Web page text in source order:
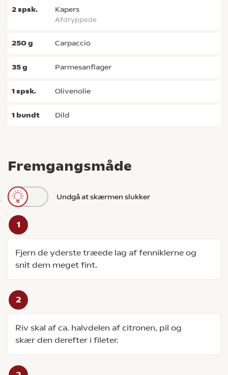
Fremgangsmåde
Undgå at skærmen slukker
Fjern de yderste træede lag af fenniklerne og
snit dem meget fint.
Riv skal af ca. halvdelen af citronen, pil og
skær den derefter i fileter.
2spsk. kapers
Afdryppede
250g carpaccio
35g parmesanflager
1spsk. olivenolie
1 bundt dild